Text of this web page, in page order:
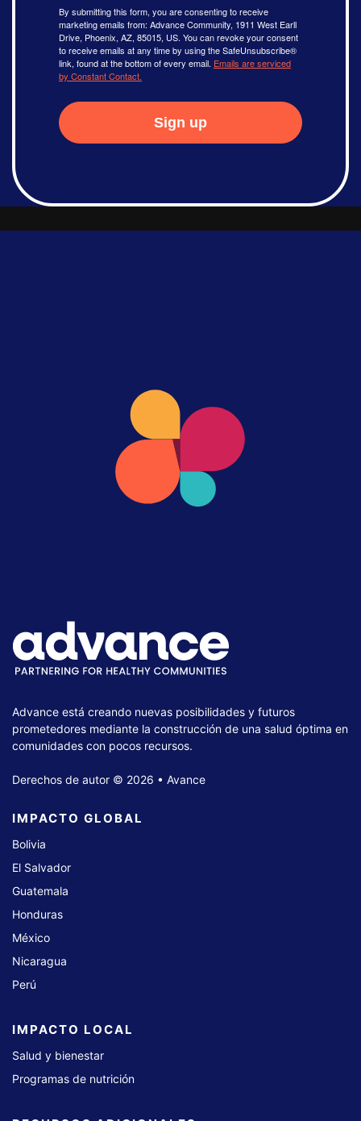
By submitting this form, you are consenting to receive
marketing emails from: Advance Community, 1911 West Earll
Drive, Phoenix, AZ, 85015, US. You can revoke your consent
to receive emails at any time by using the SafeUnsubscribe®
link, found at the bottom of every email. Emails are serviced
by Constant Contact.
Sign up
Advance está creando nuevas posibilidades y futuros
prometedores mediante la construcción de una salud óptima en
comunidades con pocos recursos.
Derechos de autor © 2026 • Avance
IMPACTO GLOBAL
Bolivia
El Salvador
Guatemala
Honduras
México
Nicaragua
Perú
IMPACTO LOCAL
Salud y bienestar
Programas de nutrición